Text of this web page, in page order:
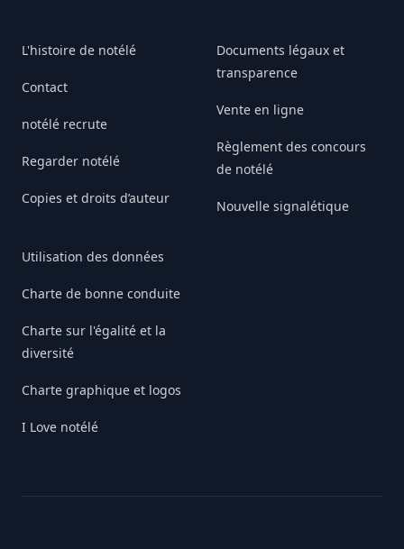
L'histoire de notélé
Contact
notélé recrute
Regarder notélé
Copies et droits d’auteur
Utilisation des données
Charte de bonne conduite
Charte sur l'égalité et la
diversité
Charte graphique et logos
I Love notélé
Documents légaux et
transparence
Vente en ligne
Règlement des concours
de notélé
Nouvelle signalétique